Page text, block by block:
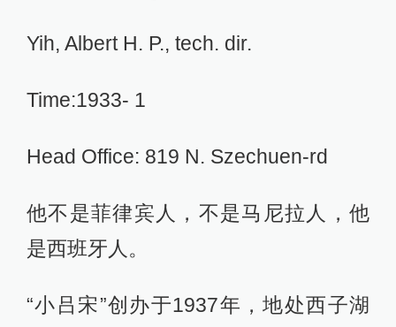
Yih, Albert H. P., tech. dir.
Time:1933- 1
Head Office: 819 N. Szechuen-rd
他不是菲律宾人，不是马尼拉人，他
是西班牙人。
“小吕宋”创办于1937年，地处西子湖